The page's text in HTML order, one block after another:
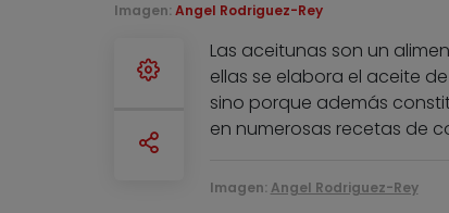
Imagen: Angel Rodriguez-Rey
Las aceitunas son un
ellas se elabora el aceite
sino porque además
en numerosas recetas de
Imagen: Angel Rodriguez-Rey